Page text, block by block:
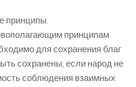
принципы.
принципам
для сохранения благ
сохранены, если народ не
соблюдения взаимных